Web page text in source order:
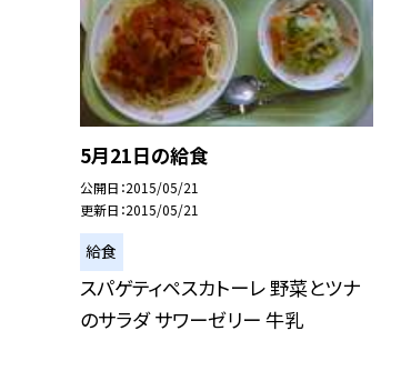
5月21日の給食
公開日 2015/05/21
更新日 2015/05/21
給食
スパゲティペスカトーレ 野菜とツナ
のサラダ サワーゼリー 牛乳